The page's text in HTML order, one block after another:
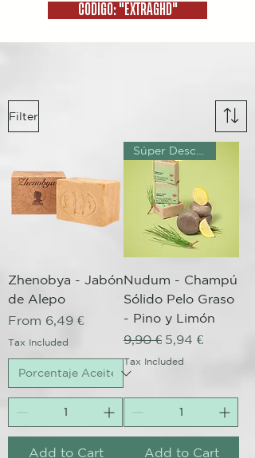
CÓDIGO: "EXTRAGHD"
Filter
Zhenobya - Jabón
de Alepo
From 6,49 €
Sale Price
Tax Included
Add to Cart
Nudum - Champú
Sólido Pelo Graso
- Pino y Limón
Regular Price
9,90 € Sale Price
5,94 €
Tax Included
Add to Cart